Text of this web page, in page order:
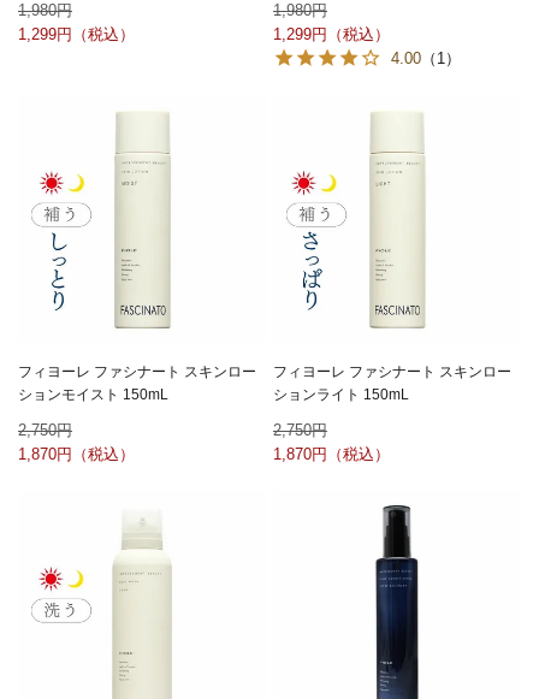
1,980
1,299
1,980
1,299
4.00 （1）
フィヨーレ ファシナート スキンロー
ションモイスト 150mL
2,750
1,870
フィヨーレ ファシナート スキンロー
ションライト 150mL
2,750
1,870